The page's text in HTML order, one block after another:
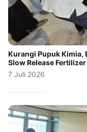
Kurangi Pupuk Kimia,
Slow Release
7 Juli 2026